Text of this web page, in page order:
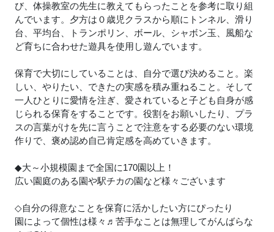
び、体操教室の先生に教えてもらったことを参考に取り組
んでいます。夕方は０歳児クラスから順にトンネル、滑り
台、平均台、トランポリン、ボール、シャボン玉、風船な
ど育ちに合わせた遊具を使用し遊んでいます。
保育で大切にしていることは、自分で選び決めること。楽
しい、やりたい、できたの実感を積み重ねること。そして
一人ひとりに愛情を注ぎ、愛されていると子ども自身が感
じられる保育をすることです。役割をお願いしたり、プラ
スの言葉がけを先に言うことで注意をする必要のない環境
作りで、褒め認め自己肯定感を高めていきます。
◆大～小規模園まで全国に170園以上！
広い園庭のある園や駅チカの園など様々ございます
◇自分の得意なことを保育に活かしたい方にぴったり
園によって個性は様々 ♬ 苦手なことは無理してがんばらな